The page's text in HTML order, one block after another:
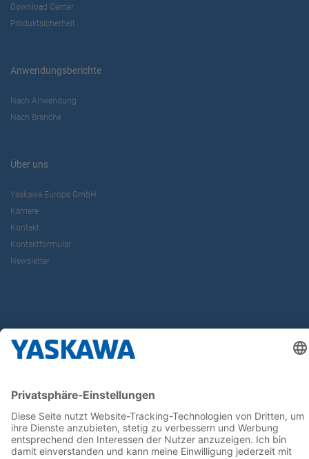
Download Center
Produktsicherheit
Anwendungsberichte
Nach Anwendung
Nach Branche
Über uns
Yaskawa Europe GmbH
Karriere
Kontakt
Kontaktformular
Newsletter
Follow us on...
Home Impressum Privacy
Cookie Choices